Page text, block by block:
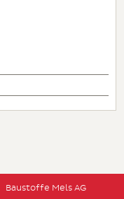
Baustoffe Mels AG